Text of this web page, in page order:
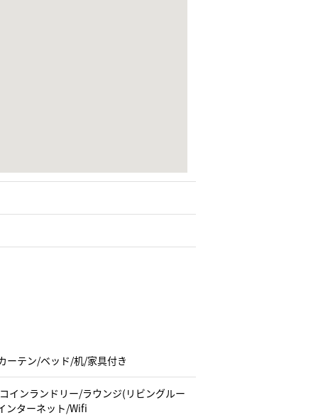
ーテン/ベッド/机/家具付き
インランドリー/ラウンジ(リビングルー
ンターネット/Wifi